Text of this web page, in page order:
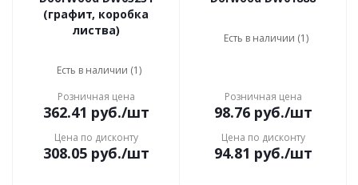
(графит, коробка
листва)
Есть в наличии (1)
Розничная цена
362.41 руб./шт
Цена по дисконту
308.05руб./шт
Есть в наличии (1)
Розничная цена
98.76руб./шт
Цена по дисконту
94.81 руб./шт